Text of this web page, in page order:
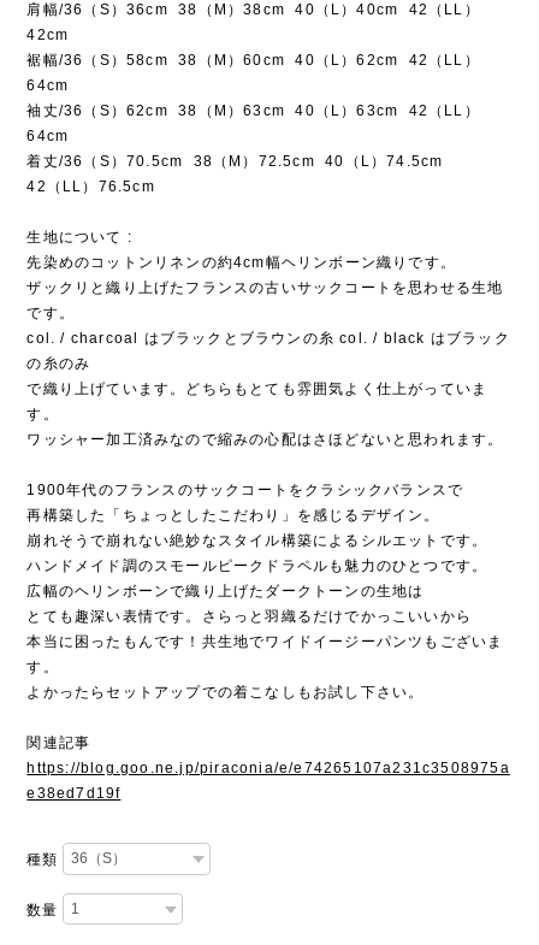
肩幅/36（S）36cm 38（M）38cm 40（L）40cm 42（LL）
42cm
裾幅/36（S）58cm 38（M）60cm 40（L）62cm 42（LL）
64cm
袖丈/36（S）62cm 38（M）63cm 40（L）63cm 42（LL）
64cm
着丈/36（S）70.5cm 38（M）72.5cm 40（L）74.5cm
42（LL）76.5cm
生地について :
先染めのコットンリネンの約4cm幅ヘリンボーン織りです。
ザックリと織り上げたフランスの古いサックコートを思わせる生地
です。
col. / charcoal はブラックとブラウンの糸 col. / black はブラック
の糸のみ
で織り上げています。どちらもとても雰囲気よく仕上がっていま
す。
ワッシャー加工済みなので縮みの心配はさほどないと思われます。
1900年代のフランスのサックコートをクラシックバランスで
再構築した「ちょっとしたこだわり」を感じるデザイン。
崩れそうで崩れない絶妙なスタイル構築によるシルエットです。
ハンドメイド調のスモールピークドラペルも魅力のひとつです。
広幅のヘリンボーンで織り上げたダークトーンの生地は
とても趣深い表情です。さらっと羽織るだけでかっこいいから
本当に困ったもんです！共生地でワイドイージーパンツもございま
す。
よかったらセットアップでの着こなしもお試し下さい。
関連記事
https://blog.goo.ne.jp/piraconia/e/e74265107a231c3508975a
e38ed7d19f
種類
数量